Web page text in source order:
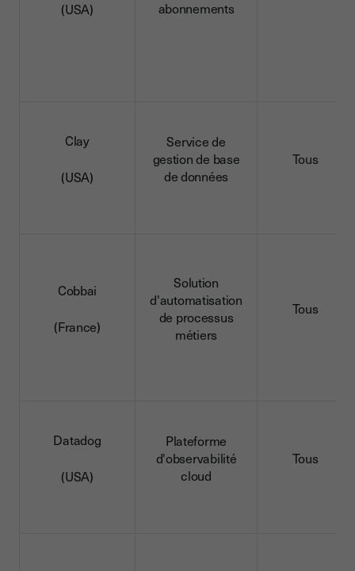
(USA) abonnements
Clay
(USA)
Service de
gestion de base
de données
Tous
Cobbai
(France)
Solution
d'automatisation
de processus
métiers
Tous
Datadog
(USA)
Plateforme
d'observabilité
cloud
Tous